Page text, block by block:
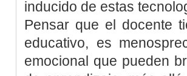
inducido de estas
Pensar que el docente
educativo, es
emocional que pueden